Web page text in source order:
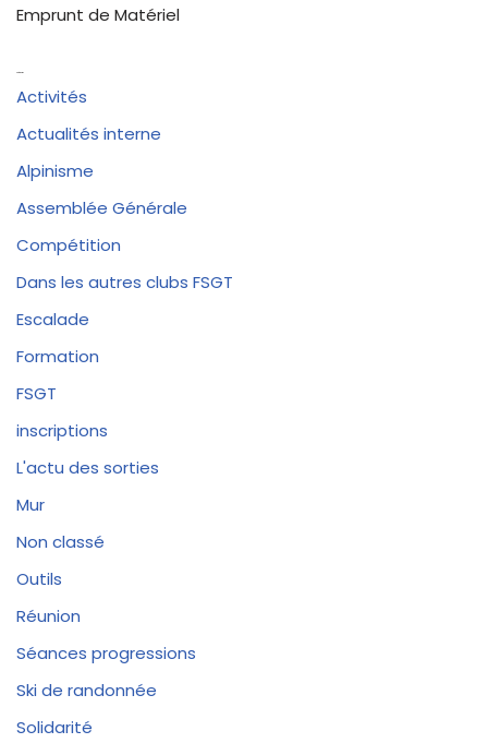
Emprunt de Matériel
Activités
Actualités interne
Alpinisme
Assemblée Générale
Compétition
Dans les autres clubs FSGT
Escalade
Formation
FSGT
inscriptions
L'actu des sorties
Mur
Non classé
Outils
Réunion
Séances progressions
Ski de randonnée
Solidarité